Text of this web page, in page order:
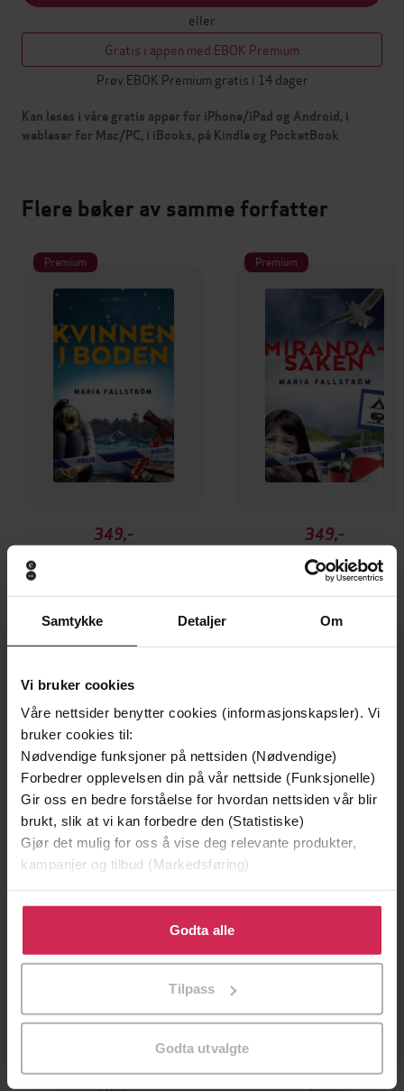
Samtykke Detaljer Om
Vi bruker cookies
Våre nettsider benytter cookies (informasjonskapsler). Vi
bruker cookies til:
Nødvendige funksjoner på nettsiden (Nødvendige)
Forbedrer opplevelsen din på vår nettside (Funksjonelle)
Gir oss en bedre forståelse for hvordan nettsiden vår blir
brukt, slik at vi kan forbedre den (Statistiske)
Gjør det mulig for oss å vise deg relevante produkter,
kampanjer og tilbud (Markedsføring)
Klikk på «Godta alle» for å gi oss ditt samtykke til å
bruke cookies for alle disse formålene. Du kan også
tilpasse ditt samtykke til spesifikke formål ved å klikke
Godta alle
Tilpass
Godta utvalgte
eller
Gratis i appen med EBOK Premium
Prøv EBOK Premium gratis i 14 dager
Kan leses i våre gratis apper for iPhone/iPad og Android, i
webleser for Mac/PC, i iBooks, på Kindle og PocketBook
Flere bøker av samme forfatter
Premium
349,-
EBOK
Premium
349,-
Miranda-saken
Maria Fallström
EBOK
Andre har også kjøpt
Vinner av Rivertonprisen
129,-
EBOK
Første gang på tilbud
129,-
EBOK